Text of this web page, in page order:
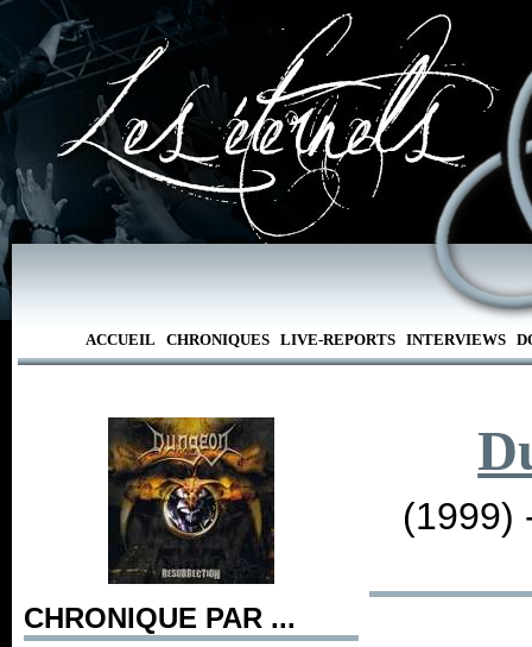
ACCUEIL CHRONIQUES LIVE-REPORTS INTERVIEWS
CHRONIQUE PAR ...
(1999)